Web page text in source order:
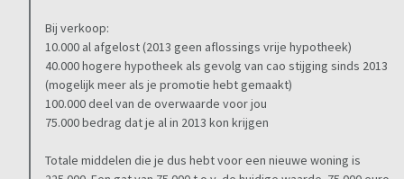
Bij verkoop:
10.000 al afgelost (2013 geen aflossings vrije hypotheek)
40.000 hogere hypotheek als gevolg van cao stijging sinds 2013
(mogelijk meer als je promotie hebt gemaakt)
100.000 deel van de overwaarde voor jou
75.000 bedrag dat je al in 2013 kon krijgen
Totale middelen die je dus hebt voor een nieuwe woning is